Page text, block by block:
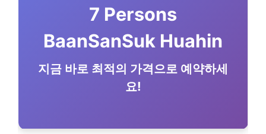
7 Persons
BaanSanSuk Huahin
지금 바로 최적의 가격으로 예약하세
요!